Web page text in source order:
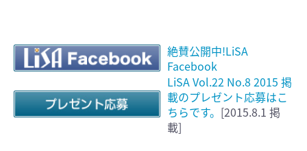
絶賛公開中!LiSA
Facebook
LiSA Vol.22 No.8 2015 掲
載のプレゼント応募はこ
ちらです。 [2015.8.1 掲
載]